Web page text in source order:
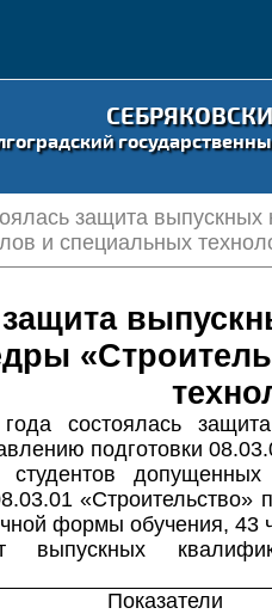
защита
и специальных
состоялась
подготовки
формы обучения, 43
выпускных
Показатели